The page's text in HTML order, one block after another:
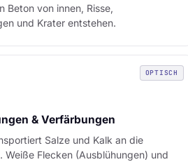
Beton von innen, Risse,
und Krater entstehen.
OPTISCH
& Verfärbungen
Salze und Kalk an die
Weiße Flecken (Ausblühungen) und